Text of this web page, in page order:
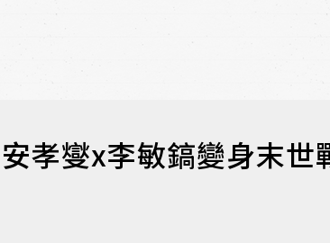
孝燮x李敏鎬變身末世